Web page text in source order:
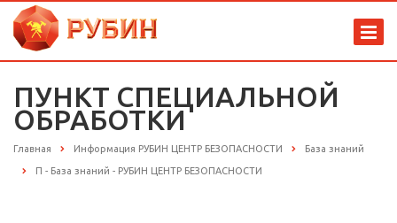
ПУНКТ СПЕЦИАЛЬНОЙ
ОБРАБОТКИ
Главная Информация РУБИН ЦЕНТР БЕЗОПАСНОСТИ База знаний
П - База знаний - РУБИН ЦЕНТР БЕЗОПАСНОСТИ